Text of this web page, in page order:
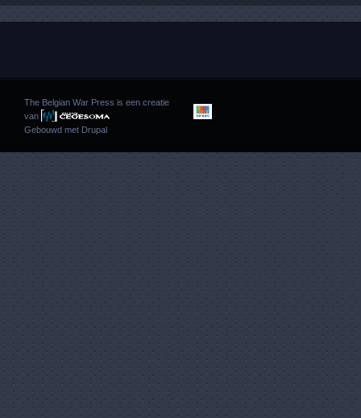
The Belgian War Press is een creatie
van
Gebouwd met Drupal